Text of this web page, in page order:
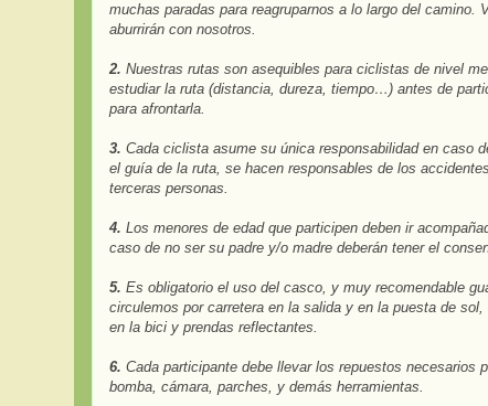
muchas paradas para reagruparnos a lo largo del
aburrirán con nosotros.
2. Nuestras rutas son asequibles para ciclistas de nivel
estudiar la ruta (distancia, dureza, tiempo…) antes de
para afrontarla.
3. Cada ciclista asume su única responsabilidad en caso
el guía de la ruta, se hacen responsables de los
terceras personas.
4. Los menores de edad que participen deben ir
caso de no ser su padre y/o madre deberán tener el
5. Es obligatorio el uso del casco, y muy recomendable
circulemos por carretera en la salida y en la puesta de
en la bici y prendas reflectantes.
6. Cada participante debe llevar los repuestos necesarios
bomba, cámara, parches, y demás herramientas.